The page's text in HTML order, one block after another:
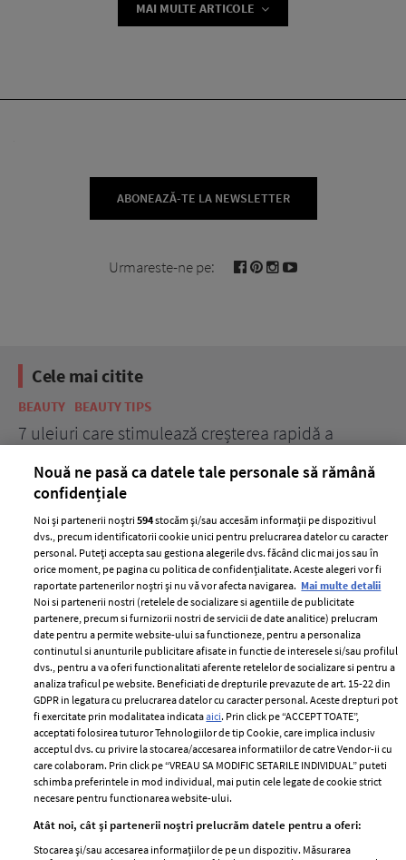
MAI MULTE ARTICOLE
ABONEAZĂ-TE LA NEWSLETTER
Urmareste-ne pe:
Cele mai citite
BEAUTY BEAUTY TIPS
7 uleiuri care stimulează creșterea rapidă a
ELLE Style Awards
2024
Despre ELLE
Romania
Contact
Abonamente
Termeni si conditii
Politica de
confidențialitate
Politica de cookies
Publicitate
GSP
femei
Nouă ne pasă ca datele tale personale să rămână
confidențiale
Noi și partenerii noștri594stocăm și/sau accesăm informații pe dispozitivul
dvs., precum identificatorii cookie unici pentru prelucrarea datelor cu caracter
personal. Puteți accepta sau gestiona alegerile dvs. făcând clic mai jos sau în
orice moment, pe pagina cu politica de confidențialitate. Aceste alegeri vor fi
raportate partenerilor noștri și nu vă vor afecta navigarea. Mai multe detalii
Noi si partenerii nostri (retelele de socializare si agentiile de publicitate
partenere, precum si furnizorii nostri de servicii de date analitice) prelucram
date pentru a permite website-ului sa functioneze, pentru a personaliza
continutul si anunturile publicitare afisate in functie de interesele si/sau profilul
dvs., pentru a va oferi functionalitati aferente retelelor de socializare si pentru a
analiza traficul pe website. Beneficiati de drepturile prevazute de art. 15-22 din
GDPR in legatura cu prelucrarea datelor cu caracter personal. Aceste drepturi pot
fi exercitate prin modalitatea indicataaici. Prin click pe “ACCEPT TOATE”,
acceptati folosirea tuturor Tehnologiilor de tip Cookie, care implica inclusiv
acceptul dvs. cu privire la stocarea/accesarea informatiilor de catre Vendor-ii cu
care colaboram. Prin click pe “VREAU SA MODIFIC SETARILE INDIVIDUAL” puteti
schimba preferintele in mod individual, mai putin cele legate de cookie strict
necesare pentru functionarea website-ului.
Atât noi, cât și partenerii noștri prelucrăm datele pentru a oferi:
Stocarea și/sau accesarea informațiilor de pe un dispozitiv. Măsurarea